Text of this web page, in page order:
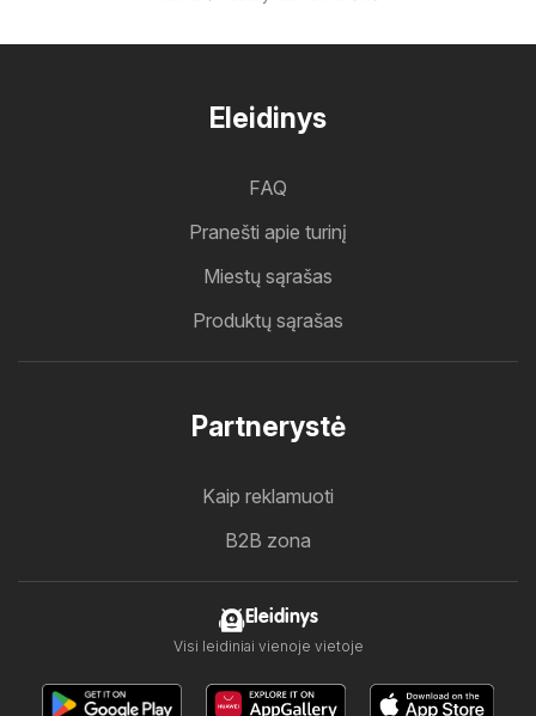
Eleidinys
FAQ
Pranešti apie turinį
Miestų sąrašas
Produktų sąrašas
Partnerystė
Kaip reklamuoti
B2B zona
Eleidinys
Visi leidiniai vienoje vietoje